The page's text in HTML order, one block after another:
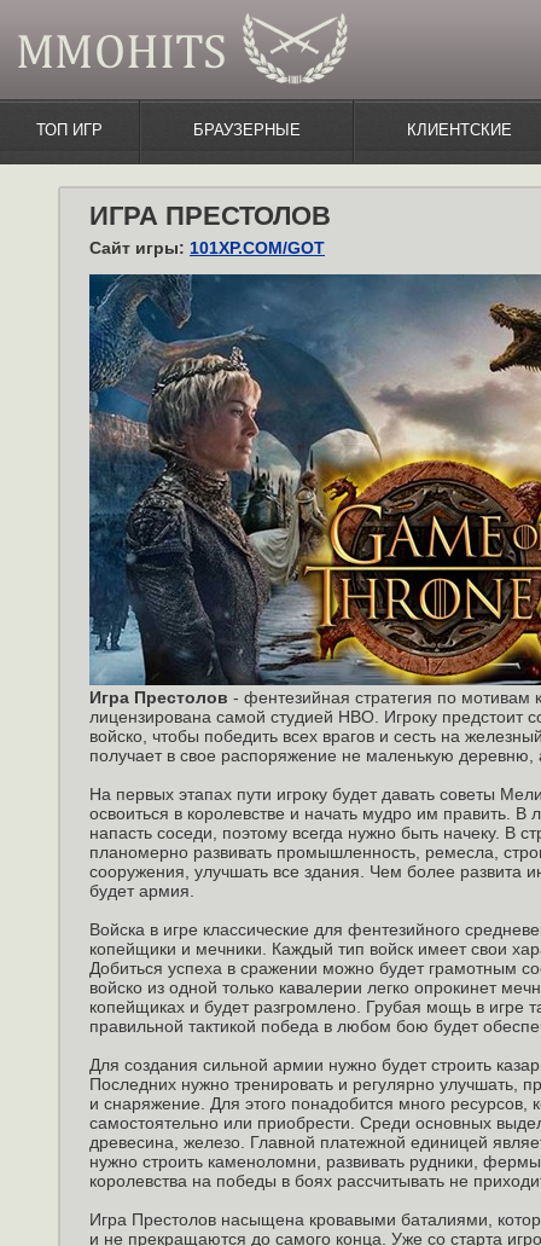
ТОП ИГР БРАУЗЕРНЫЕ КЛИЕНТСКИЕ
ИГРА ПРЕСТОЛОВ
Сайт игры: 101XP.COM/GOT
Игра Престолов - фентезийная стратегия по мотивам
лицензирована самой студией HBO. Игроку предстоит
войско, чтобы победить всех врагов и сесть на
получает в свое распоряжение не маленькую деревню,
На первых этапах пути игроку будет давать советы
освоиться в королевстве и начать мудро им править.
напасть соседи, поэтому всегда нужно быть начеку. В
планомерно развивать промышленность, ремесла,
сооружения, улучшать все здания. Чем более развита
будет армия.
Войска в игре классические для фентезийного
копейщики и мечники. Каждый тип войск имеет свои
Добиться успеха в сражении можно будет грамотным
войско из одной только кавалерии легко опрокинет
копейщиках и будет разгромлено. Грубая мощь в игре
правильной тактикой победа в любом бою будет
Для создания сильной армии нужно будет строить
Последних нужно тренировать и регулярно улучшать,
и снаряжение. Для этого понадобится много ресурсов,
самостоятельно или приобрести. Среди основных
древесина, железо. Главной платежной единицей
нужно строить каменоломни, развивать рудники,
королевства на победы в боях рассчитывать не
Игра Престолов насыщена кровавыми баталиями,
и не прекращаются до самого конца. Уже со старта